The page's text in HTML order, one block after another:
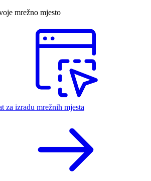
mrežno mjesto
za izradu mrežnih mjesta